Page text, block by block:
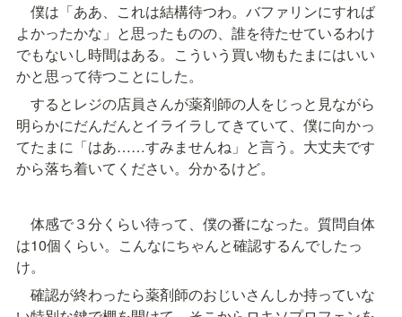
僕は「ああ、これは結構待つわ。バファリンにすれば
よかったかな」と思ったものの、誰を待たせているわけ
でもないし時間はある。こういう買い物もたまにはいい
かと思って待つことにした。
するとレジの店員さんが薬剤師の人をじっと見ながら
明らかにだんだんとイライラしてきていて、僕に向かっ
てたまに「はあ……すみませんね」と言う。大丈夫です
から落ち着いてください。分かるけど。
体感で３分くらい待って、僕の番になった。質問自体
は10個くらい。こんなにちゃんと確認するんでしたっ
け。
確認が終わったら薬剤師のおじいさんしか持っていな